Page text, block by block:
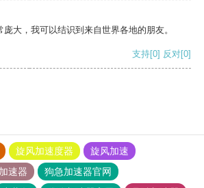
大，我可以结识到来自世界各地的朋友。
支持[0] 反对[0]
旋风加速度器
旋风加速
速器
狗急加速器官网